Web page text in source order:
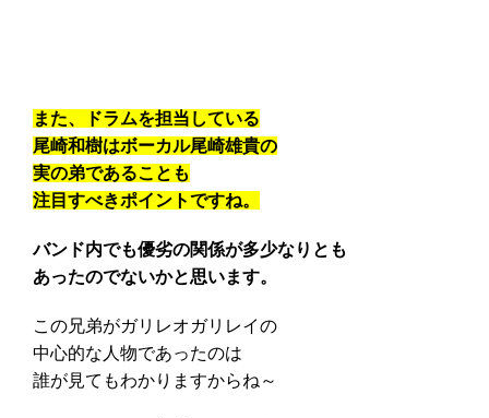
また、ドラムを担当している
尾崎和樹はボーカル尾崎雄貴の
実の弟であることも
注目すべきポイントですね。
バンド内でも優劣の関係が多少なりとも
あったのでないかと思います。
この兄弟がガリレオガリレイの
中心的な人物であったのは
誰が見てもわかりますからね～